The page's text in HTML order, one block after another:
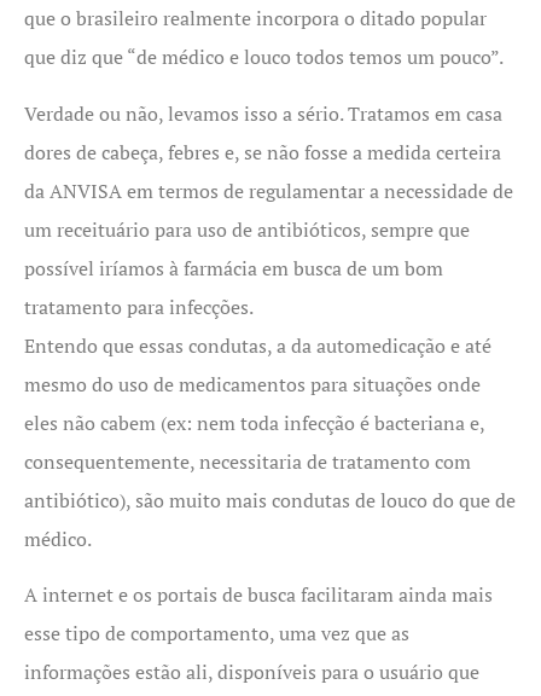
que o brasileiro realmente incorpora o ditado popular
que diz que “de médico e louco todos temos um pouco”.
Verdade ou não, levamos isso a sério. Tratamos em casa
dores de cabeça, febres e, se não fosse a medida certeira
da ANVISA em termos de regulamentar a necessidade de
um receituário para uso de antibióticos, sempre que
possível iríamos à farmácia em busca de um bom
tratamento para infecções.
Entendo que essas condutas, a da automedicação e até
mesmo do uso de medicamentos para situações onde
eles não cabem (ex: nem toda infecção é bacteriana e,
consequentemente, necessitaria de tratamento com
antibiótico), são muito mais condutas de louco do que de
médico.
A internet e os portais de busca facilitaram ainda mais
esse tipo de comportamento, uma vez que as
informações estão ali, disponíveis para o usuário que